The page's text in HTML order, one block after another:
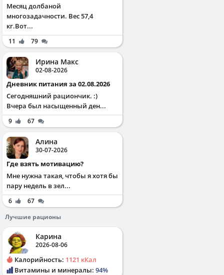
Месяц долбаной
многозадачности. Вес 57,4
кг.Вот...
11 79
Ирина Макс
02-08-2026
Дневник питания за 02.08.2026
Сегодняшний рациончик. :)
Вчера был насыщенный ден...
9 67
Алина
30-07-2026
Где взять мотивацию?
Мне нужна такая, чтобы я хотя бы
пару недель в зел...
6
67
Лучшие рационы
Карина
2026-08-06
Калорийность: 1121 кКал
Витамины и минералы: 94%